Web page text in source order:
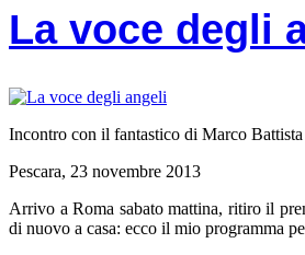
La voce degli
Incontro con il fantastico di Marco Battista
Pescara, 23 novembre 2013
Arrivo a Roma sabato mattina, ritiro il
di nuovo a casa: ecco il mio programma